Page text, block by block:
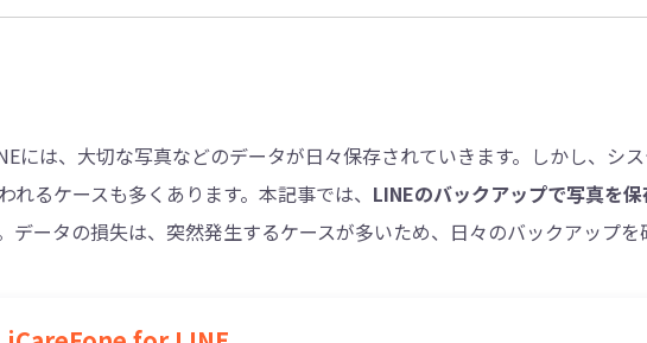
復元
4DDiG - 重複ファイル検索・削除
Tenorshare Cleamio - Mac重複ファイル検索・削除
には、大切な写真などのデータが日々保存されていきます。しかし、シ
れるケースも多くあります。本記事では、 LINEのバックアップで写真を
データの損失は、突然発生するケースが多いため、日々のバックアップを